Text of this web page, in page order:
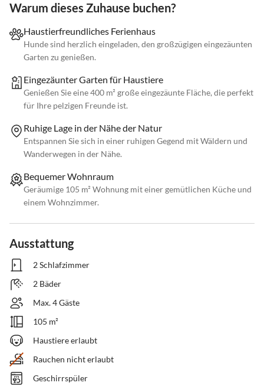
Warum dieses Zuhause buchen?
Haustierfreundliches Ferienhaus
Hunde sind herzlich eingeladen, den großzügigen eingezäunten
Garten zu genießen.
Eingezäunter Garten für Haustiere
Genießen Sie eine 400 m² große eingezäunte Fläche, die perfekt
für Ihre pelzigen Freunde ist.
Ruhige Lage in der Nähe der Natur
Entspannen Sie sich in einer ruhigen Gegend mit Wäldern und
Wanderwegen in der Nähe.
Bequemer Wohnraum
Geräumige 105 m² Wohnung mit einer gemütlichen Küche und
einem Wohnzimmer.
Ausstattung
2 Schlafzimmer
2 Bäder
Max. 4 Gäste
105 m²
Haustiere erlaubt
Rauchen nicht erlaubt
Geschirrspüler